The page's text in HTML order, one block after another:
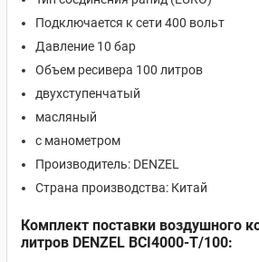
Подключается к сети 400 вольт
Давление 10 бар
Объем ресивера 100 литров
двухступенчатый
масляный
с манометром
Производитель: DENZEL
Страна производства: Китай
Комплект поставки воздушного
литров DENZEL BCI4000-T/100: